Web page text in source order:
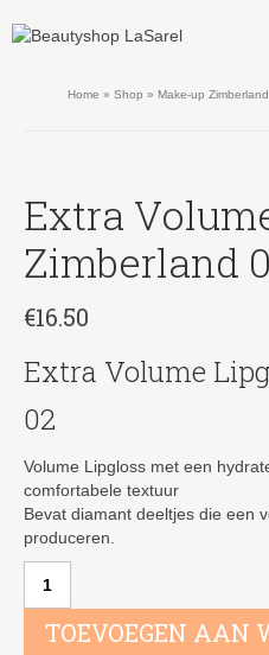
Home » Shop » Make-up Zimberland
Extra
Zimberland
€16.50
Extra Volume
02
Volume Lipgloss met een
comfortabele textuur
Bevat diamant deeltjes die een
produceren.
Volume
Zimberland
TOEVOEGEN AAN